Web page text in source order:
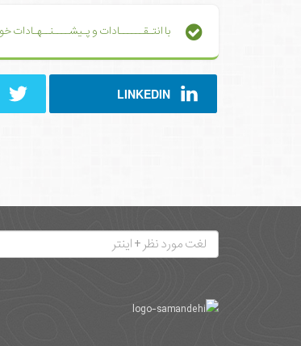
با انتـقــــــادات و
LINKEDIN